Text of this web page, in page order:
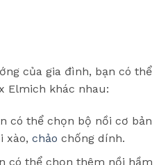
của gia đình, bạn có thể
Elmich khác nhau:
có thể chọn bộ nồi cơ bản
xào, chảo chống dính.
có thể chọn thêm nồi hầm